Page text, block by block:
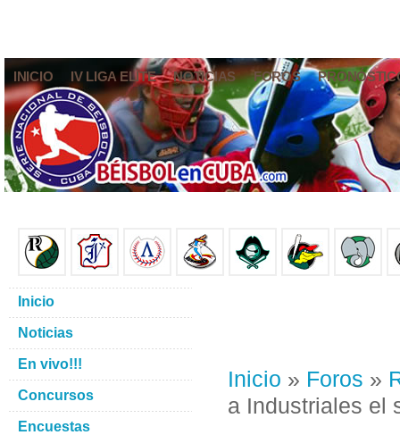
INICIO IV LIGA ELITE NOTICIAS FOROS
Inicio » Foros »
a Industriales el
Inicio
Noticias
En vivo!!!
Concursos
Encuestas